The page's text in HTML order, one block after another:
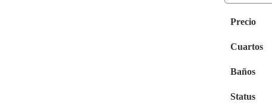
Precio
Cuartos
Baños
Status